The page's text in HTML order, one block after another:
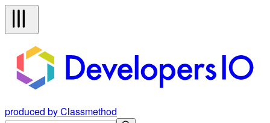
produced by Classmethod